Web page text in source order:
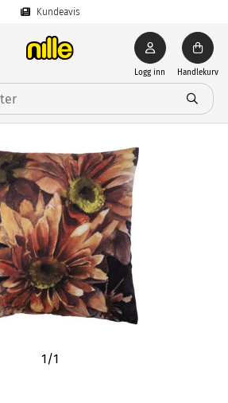
Kundeavis
Logg inn Handlekurv
1/1